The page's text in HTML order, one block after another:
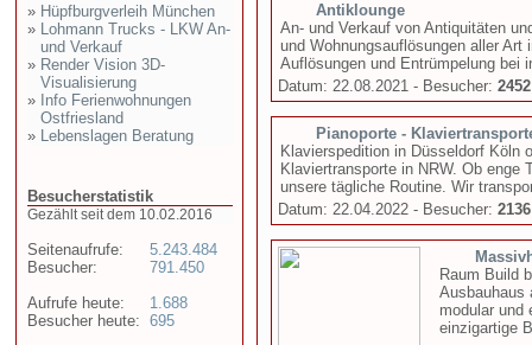
» Hüpfburgverleih München
» Lohmann Trucks - LKW An-
und Verkauf
» Render Vision 3D-
Visualisierung
» Info Ferienwohnungen
Ostfriesland
» Lebenslagen Beratung
Besucherstatistik
Gezählt seit dem 10.02.2016
Seitenaufrufe:
Besucher:
Aufrufe heute:
Besucher heute:
5.243.484
791.450
1.688
695
Antiklounge
An- und Verkauf von Antiquitäten
und Wohnungsauflösungen aller
Auflösungen und Entrümpelung bei
Datum: 22.08.2021 - Besucher: 2452
Pianoporte -
Klavierspedition in Düsseldorf Köln
Klaviertransporte in NRW. Ob enge
unsere tägliche Routine. Wir
Datum: 22.04.2022 - Besucher: 2136
Raum Build
Ausbauhaus
modular und
einzigartige